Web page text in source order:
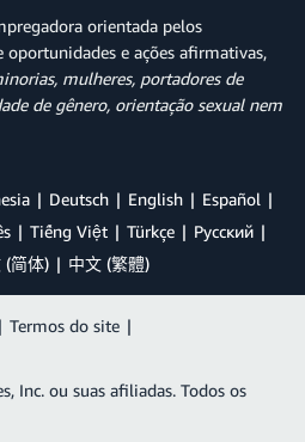
orientada pelos
e ações afirmativas,
mulheres, portadores de
de gênero, orientação sexual nem
Deutsch English
Español
Tiếng Việt Türkçe
Ρусский
(简体) 中文 (繁體)
| Termos do site |
Inc. ou suas afiliadas. Todos os